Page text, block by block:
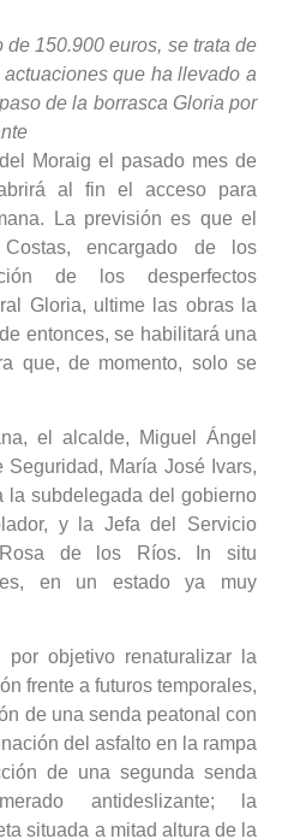
de 150.900 euros, se trata de
que ha llevado a
de la borrasca Gloria por
Moraig el pasado mes de
al fin el acceso para
La previsión es que el
encargado de los
de los desperfectos
Gloria, ultime las obras la
entonces, se habilitará una
que, de momento, solo se
el alcalde, Miguel Ángel
María José Ivars,
la subdelegada del gobierno
y la Jefa del Servicio
de los Ríos. In situ
en un estado ya muy
por objetivo renaturalizar la
frente a futuros temporales,
de una senda peatonal con
del asfalto en la rampa
de una segunda senda
antideslizante; la
situada a mitad altura de la